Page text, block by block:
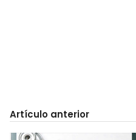
Artículo anterior